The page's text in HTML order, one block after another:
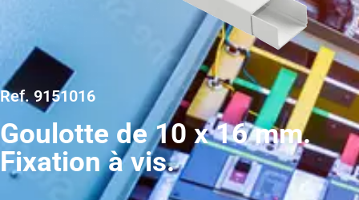
Ref. 9151016
Goulotte de 10 x 16 mm.
Fixation à vis.